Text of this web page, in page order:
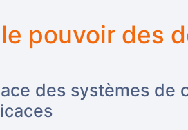
pouvoir des
des systèmes de